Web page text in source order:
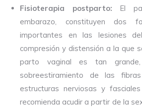
Fisioterapia postparto: El
embarazo, constituyen dos
importantes en las lesiones
compresión y distensión a la que
parto vaginal es tan
sobreestiramiento de las
estructuras nerviosas y
recomienda acudir a partir de la